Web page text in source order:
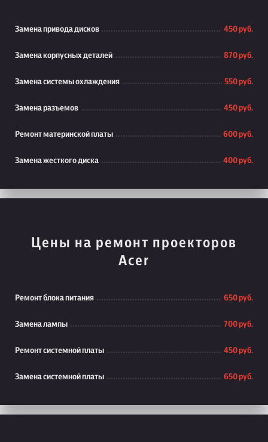
Замена привода дисков 450 руб.
Замена корпусных деталей 870 руб.
Замена системы охлаждения 550 руб.
Замена разъемов 450 руб.
Ремонт материнской платы 600 руб.
Замена жесткого диска 400 руб.
Цены на ремонт проекторов
Acer
Ремонт блока питания 650 руб.
Замена лампы 700 руб.
Ремонт системной платы 450 руб.
Замена системной платы 650 руб.